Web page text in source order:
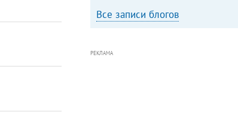
Все записи блогов
РЕКЛАМА